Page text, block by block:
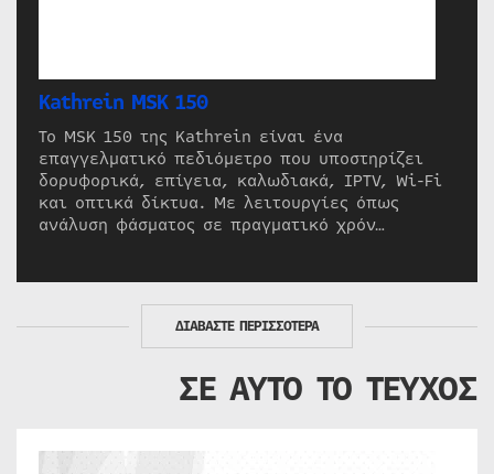
Kathrein MSK 150
Το MSK 150 της Kathrein είναι ένα
επαγγελματικό πεδιόμετρο που υποστηρίζει
δορυφορικά, επίγεια, καλωδιακά, IPTV, Wi-Fi
και οπτικά δίκτυα. Με λειτουργίες όπως
ανάλυση φάσματος σε πραγματικό χρόν…
ΔΙΑΒΑΣΤΕ ΠΕΡΙΣΣΟΤΕΡΑ
ΣΕ ΑΥΤΟ ΤΟ ΤΕΥΧΟΣ